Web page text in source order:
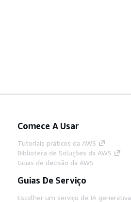
Comece A Usar
Tutoriais práticos da AWS
Biblioteca de Soluções da AWS
Guias de decisão da AWS
Guias De Serviço
Escolher um serviço de IA generativa